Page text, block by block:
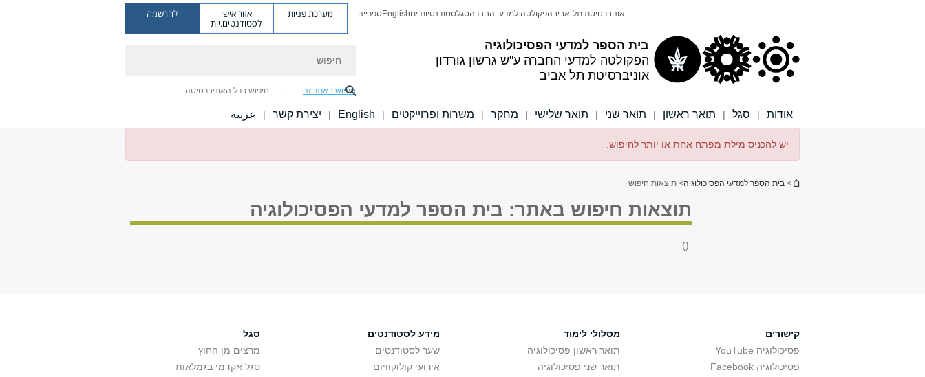
בית הספר למדעי הפסיכולוגיה
הפקולטה למדעי החברה ע"ש גרשון גורדון
אוניברסיטת תל אביב
אוניברסיטת תל-אביבהפקולטה למדעי החברהסגלסטודנטיות.יםEnglishספרייה מערכת פניות אזור אישי
לסטודנטים.יות
להרשמה
חיפוש באתר זה חיפוש בכל האוניברסיטה
אודות | סגל | תואר ראשון | תואר שני | תואר שלישי | מחקר | משרות ופרוייקטים |
English
| יצירת קשר | عربيه
הודעת שגיאה
יש להכניס מילת מפתח אחת או יותר לחיפוש.
הינך נמצא כאן
> בית הספר למדעי הפסיכולוגיה> תוצאות חיפוש
תוצאות חיפוש באתר: בית הספר למדעי הפסיכולוגיה
()
קישורים
פסיכולוגיה YouTube
פסיכולוגיה Facebook
מסלולי לימוד
תואר ראשון פסיכולוגיה
תואר שני פסיכולוגיה
מידע לסטודנטים
שער לסטודנטים
אירועי קולוקוויום
סגל
מרצים מן החוץ
סגל אקדמי בגמלאות